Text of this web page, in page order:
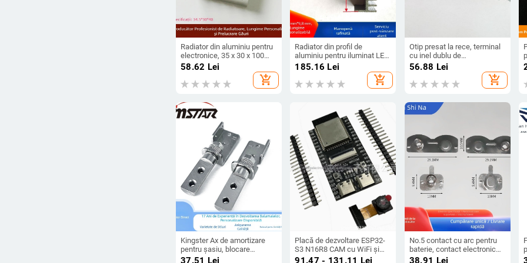
Radiator din aluminiu pentru
electronice, 35 x 30 x 100
mm, pentru PCB și tranzistori
de putere, profil din aluminiu
58.62 Lei
add_shopping_cart
Radiator din profil de
aluminiu pentru iluminat LED
stradal, modul de răcire
185.16 Lei
add_shopping_cart
Otip presat la rece, terminal
cu inel dublu de
împământare pentru placă
de baterie, cu gaură rotundă,
trei pini, pini conductivi
pătrați din cupru, OT-tip
și vertical
56.88 Lei
add_shopping_cart
Kingster Ax de amortizare
pentru șasiu, blocare
automată 0°/180° și rotație
37.51 Lei
Placă de dezvoltare ESP32-
S3 N16R8 CAM cu WiFi și
Bluetooth, cameră
91.47 - 131.11 Lei
No.5 contact cu arc pentru
baterie, contact electronic
pentru baterie, contact
38.91 Lei